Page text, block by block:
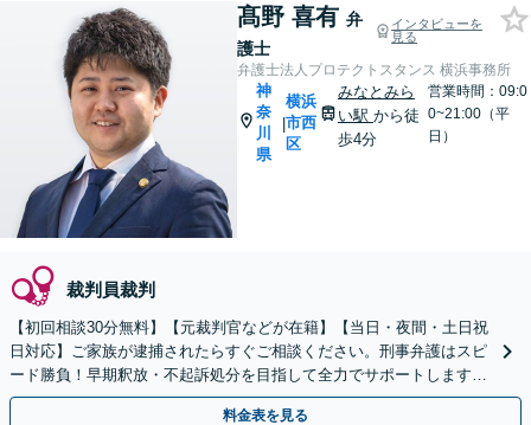
髙野 喜有 弁
護士
インタビューを
見る
弁護士法人プロテクトスタンス 横浜事務所
神
奈
川
県
|
横浜
市西
区
みなとみら
い駅 から徒
歩4分
営業時間：09:0
0~21:00（平
日）
裁判員裁判
【初回相談30分無料】【元裁判官などが在籍】【当日・夜間・土日祝
日対応】ご家族が逮捕されたらすぐご相談ください。刑事弁護はスピ
ード勝負！早期釈放・不起訴処分を目指して全力でサポートします。
【スピード対応】
料金表を見る